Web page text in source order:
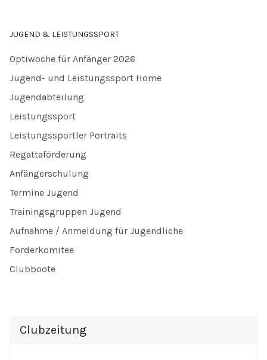
JUGEND & LEISTUNGSSPORT
Optiwoche für Anfänger 2026
Jugend- und Leistungssport Home
Jugendabteilung
Leistungssport
Leistungssportler Portraits
Regattaförderung
Anfängerschulung
Termine Jugend
Trainingsgruppen Jugend
Aufnahme / Anmeldung für Jugendliche
Förderkomitee
Clubboote
Clubzeitung